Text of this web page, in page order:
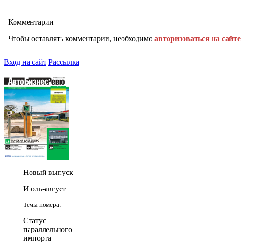
Комментарии
Чтобы оставлять комментарии, необходимо авторизоваться на сайте
Вход на сайт Рассылка
Новый выпуск
Июль-август
Темы номера:
Статус
параллельного
импорта